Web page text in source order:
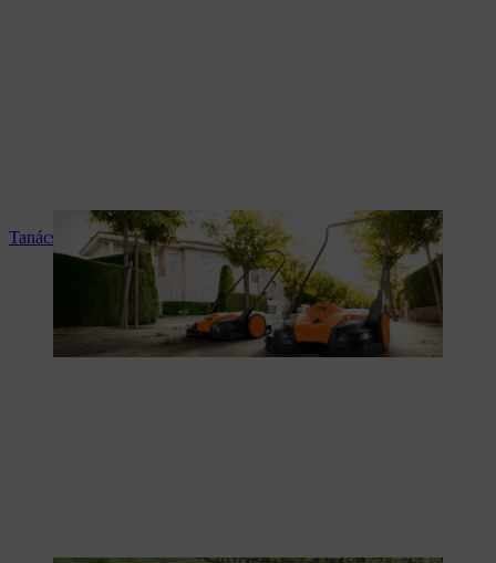
Tanácsadás és termékismertetés